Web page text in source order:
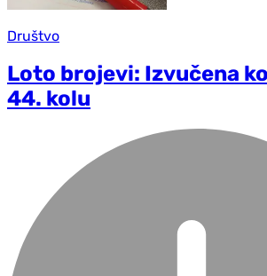
Društvo
Loto brojevi: Izvučena
44. kolu